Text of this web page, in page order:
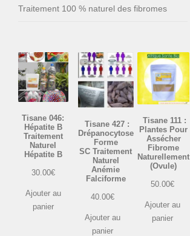
Traitement 100 % naturel des fibromes
Tisane 046:
Hépatite B
Traitement
Naturel
Hépatite B
30.00€
Ajouter au
panier
Tisane 427 :
Drépanocytose
Forme
SC Traitement
Naturel
Anémie
Falciforme
40.00€
Ajouter au
panier
Tisane 111 :
Plantes Pour
Assécher
Fibrome
Naturellement
(Ovule)
50.00€
Ajouter au
panier